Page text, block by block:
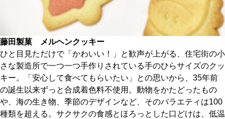
MAIN MENU
SERIES
カレーが好き
京都おやつクラブ
藤田製菓 メルヘンクッキー
ひと目見ただけで「かわいい！」と歓声が上がる、住宅街の小
さな製造所で一つ一つ手作りされている手のひらサイズのクッ
キー。「安心して食べてもらいたい」との思いから、35年前
の誕生以来ずっと合成着色料不使用。動物をかたどったもの
や、海の生き物、季節のデザインなど、そのバラエティは100
種類を超える。サクサクの食感とほろっとした口どけは、低温